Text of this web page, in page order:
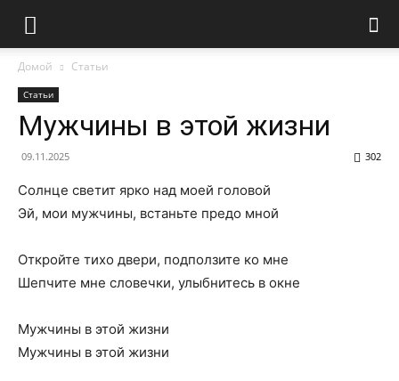
Домой Статьи
Статьи
Мужчины в этой жизни
09.11.2025 302
Солнце светит ярко над моей головой
Эй, мои мужчины, встаньте предо мной
Откройте тихо двери, подползите ко мне
Шепчите мне словечки, улыбнитесь в окне
Мужчины в этой жизни
Мужчины в этой жизни